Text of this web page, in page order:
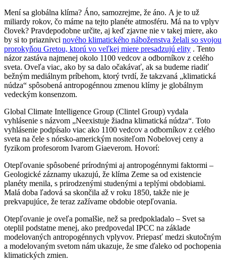
Mení sa globálna klíma? Áno, samozrejme, že áno. A je to už
miliardy rokov, čo máme na tejto planéte atmosféru. Má na to vplyv
človek? Pravdepodobne určite, aj keď zjavne nie v takej miere, ako
by si to priaznivci nového klimatického náboženstva želali so svojou
prorokyňou Gretou, ktorú vo veľkej miere presadzujú elity . Tento
názor zastáva najmenej okolo 1100 vedcov a odborníkov z celého
sveta. Oveľa viac, ako by sa dalo očakávať, ak sa budeme riadiť
bežným mediálnym príbehom, ktorý tvrdí, že takzvaná „klimatická
núdza“ spôsobená antropogénnou zmenou klímy je globálnym
vedeckým konsenzom.
Global Climate Intelligence Group (Clintel Group) vydala
vyhlásenie s názvom „Neexistuje žiadna klimatická núdza“. Toto
vyhlásenie podpísalo viac ako 1100 vedcov a odborníkov z celého
sveta na čele s nórsko-americkým nositeľom Nobelovej ceny a
fyzikom profesorom Ivarom Giaeverom. Hovorí:
Otepľovanie spôsobené prírodnými aj antropogénnymi faktormi –
Geologické záznamy ukazujú, že klíma Zeme sa od existencie
planéty menila, s prirodzenými studenými a teplými obdobiami.
Malá doba ľadová sa skončila až v roku 1850, takže nie je
prekvapujúce, že teraz zažívame obdobie otepľovania.
Otepľovanie je oveľa pomalšie, než sa predpokladalo – Svet sa
oteplil podstatne menej, ako predpovedal IPCC na základe
modelovaných antropogénnych vplyvov. Priepasť medzi skutočným
a modelovaným svetom nám ukazuje, že sme ďaleko od pochopenia
klimatických zmien.